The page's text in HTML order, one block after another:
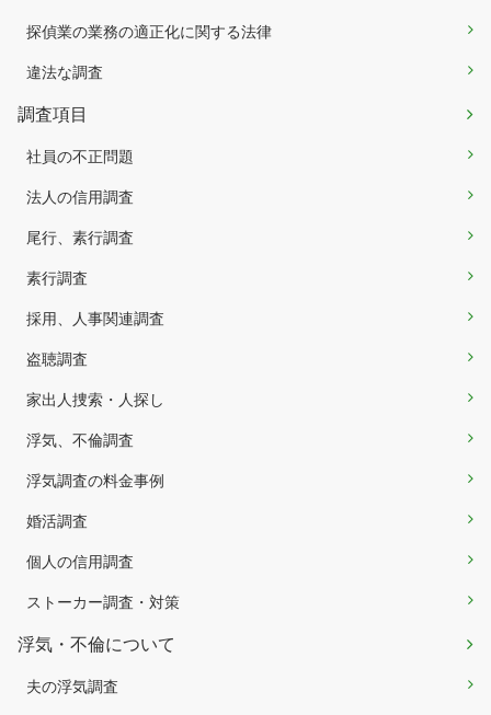
探偵業の業務の適正化に関する法律
違法な調査
調査項目
社員の不正問題
法人の信用調査
尾行、素行調査
素行調査
採用、人事関連調査
盗聴調査
家出人捜索・人探し
浮気、不倫調査
浮気調査の料金事例
婚活調査
個人の信用調査
ストーカー調査・対策
浮気・不倫について
夫の浮気調査